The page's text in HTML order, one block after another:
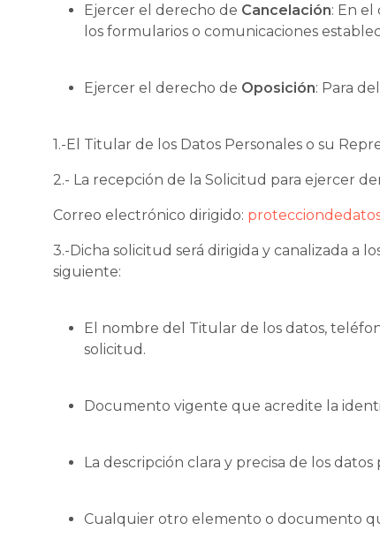
Ejercer el derecho de Cancelación: En
los formularios o comunicaciones
Ejercer el derecho de Oposición: Para
1.-El Titular de los Datos Personales o su
2.- La recepción de la Solicitud para ejercer
Correo electrónico dirigido:
3.-Dicha solicitud será dirigida y canalizada a
siguiente:
El nombre del Titular de los datos,
solicitud.
Documento vigente que acredite la
La descripción clara y precisa de los
Cualquier otro elemento o documento